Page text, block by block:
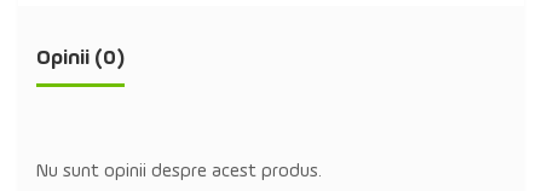
Opinii (0)
Nu sunt opinii despre acest produs.